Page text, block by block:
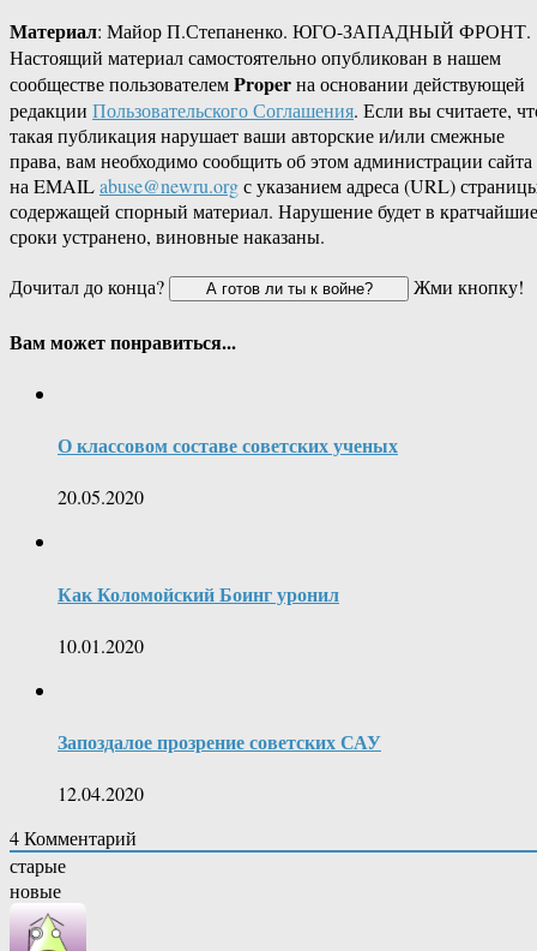
Материал: Майор П.Степаненко. ЮГО-ЗАПАДНЫЙ ФРОНТ.
Настоящий материал самостоятельно опубликован в нашем
сообществе пользователемProperна основании действующей
редакции Пользовательского Соглашения. Если вы считаете,
такая публикация нарушает ваши авторские и/или смежные
права, вам необходимо сообщить об этом администрации сайта
на EMAILabuse@newru.orgс указанием адреса (URL)
содержащей спорный материал. Нарушение будет в кратчайшие
сроки устранено, виновные наказаны.
Дочитал до конца?
Жми кнопку!
Вам может понравиться...
О классовом составе советских ученых
20.05.2020
Как Коломойский Боинг уронил
10.01.2020
Запоздалое прозрение советских САУ
12.04.2020
4Комментарий
старые
новые